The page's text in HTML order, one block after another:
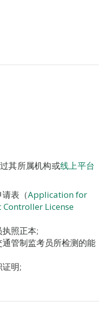
其所属机构或线上平台
表（Application for
License
照正本;
管制监考员所检测的能
明;